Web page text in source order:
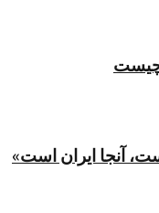
آنجا ایران است»